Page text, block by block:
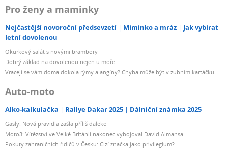
ČSN EN 61000-4-11:2004 - Krátkodobé poklesy napětí,
krátká přerušení a pomalé změny napětí
Pro ženy a maminky
Nejčastější novoroční předsevzetí Miminko a mráz
Jak vybírat
letní dovolenou
Okurkový salát s novými brambory
Dobrý základ na dovolenou nejen u moře...
Vracejí se vám doma dokola rýmy a angíny? Chyba může být v zubním kartáčku
Auto-moto
Alko-kalkulačka Rallye Dakar 2025 Dálniční známka 2025
Gasly: Nová pravidla zašla příliš daleko
Moto3: Vítězství ve Velké Británii nakonec vybojoval David Almansa
Pokuty zahraničních řidičů v Česku: Cizí značka jako privilegium?